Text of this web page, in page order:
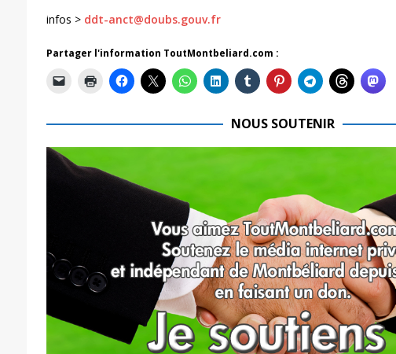
infos > ddt-anct@doubs.gouv.fr
Partager l'information ToutMontbeliard.com :
NOUS SOUTENIR